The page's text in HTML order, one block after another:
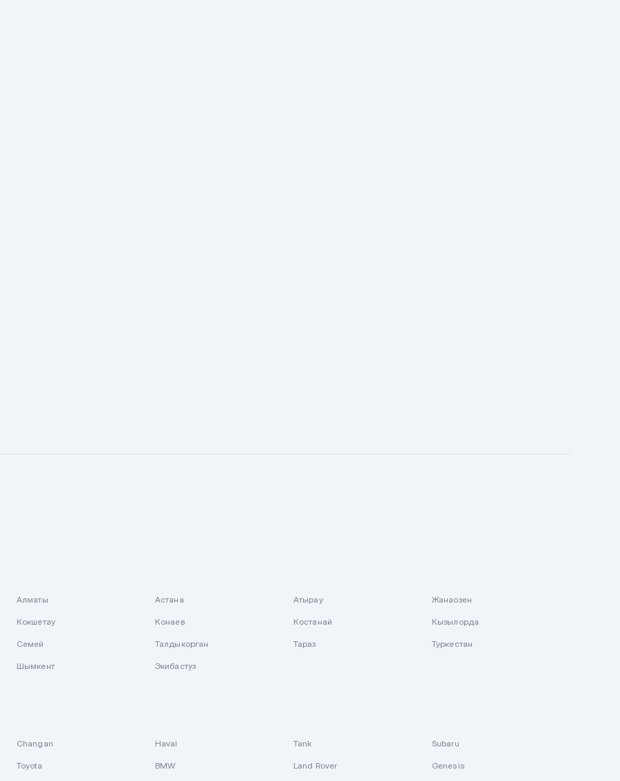
Алматы Астана Атырау Жанаозен
Кокшетау Конаев Костанай Кызылорда
Семей Талдыкорган Тараз Туркестан
Шымкент Экибастуз
Changan Haval Tank Subaru
Toyota BMW Land Rover Genesis